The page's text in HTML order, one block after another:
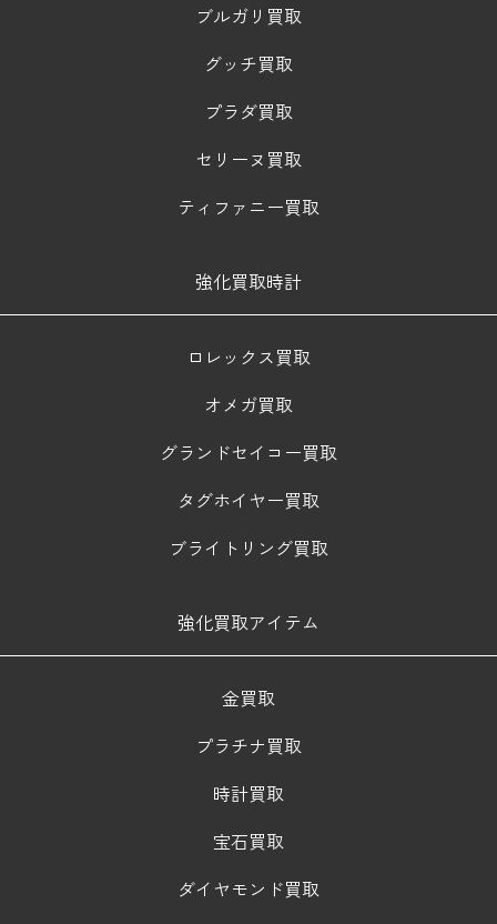
ブルガリ買取
グッチ買取
プラダ買取
セリーヌ買取
ティファニー買取
強化買取時計
ロレックス買取
オメガ買取
グランドセイコー買取
タグホイヤー買取
ブライトリング買取
強化買取アイテム
金買取
プラチナ買取
時計買取
宝石買取
ダイヤモンド買取